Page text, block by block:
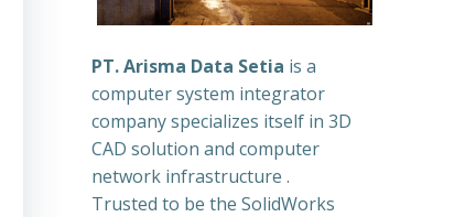
PT. Arisma Data Setia is a
computer system integrator
company specializes itself in 3D
CAD solution and computer
network infrastructure .
Trusted to be the SolidWorks